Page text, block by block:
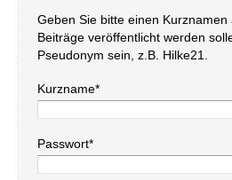
Geben Sie bitte einen
Beiträge veröffentlicht werden
Pseudonym sein, z.B. Hilke21.
Kurzname*
Passwort*